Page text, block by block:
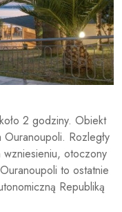
2 godziny. Obiekt
Rozległy
wzniesieniu, otoczony
to ostatnie
Republiką